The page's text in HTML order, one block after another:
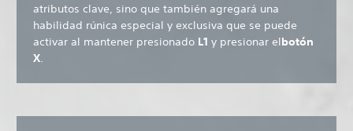
atributos clave, sino que también agregará una
habilidad rúnica especial y exclusiva que se puede
activar al mantener presionado L1 y presionar elbotón
X.